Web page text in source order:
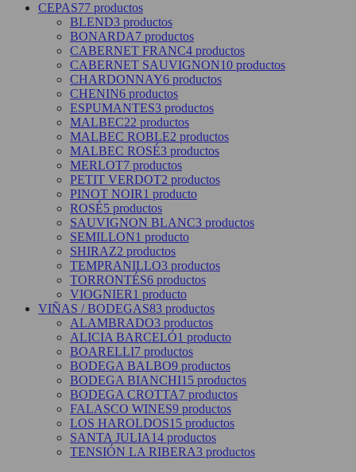
CEPAS77 productos
BLEND3 productos
BONARDA7 productos
CABERNET FRANC4 productos
CABERNET SAUVIGNON10 productos
CHARDONNAY6 productos
CHENIN6 productos
ESPUMANTES3 productos
MALBEC22 productos
MALBEC ROBLE2 productos
MALBEC ROSÉ3 productos
MERLOT7 productos
PETIT VERDOT2 productos
PINOT NOIR1 producto
ROSÉ5 productos
SAUVIGNON BLANC3 productos
SEMILLON1 producto
SHIRAZ2 productos
TEMPRANILLO3 productos
TORRONTÉS6 productos
VIOGNIER1 producto
VIÑAS / BODEGAS83 productos
ALAMBRADO3 productos
ALICIA BARCELÓ1 producto
BOARELLI7 productos
BODEGA BALBO9 productos
BODEGA BIANCHI15 productos
BODEGA CROTTA7 productos
FALASCO WINES9 productos
LOS HAROLDOS15 productos
SANTA JULIA14 productos
TENSIÓN LA RIBERA3 productos